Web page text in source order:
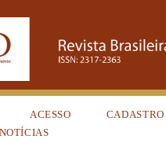
ACESSO
CADASTRO
NOTÍCIAS